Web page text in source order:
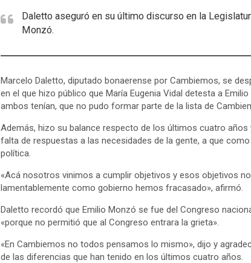
Daletto aseguró en su último discurso en la
Monzó.
Marcelo Daletto, diputado bonaerense por Cambiemos, se
en el que hizo público que María Eugenia Vidal detesta a
ambos tenían, que no pudo formar parte de la lista de
Además, hizo su balance respecto de los últimos cuatro
falta de respuestas a las necesidades de la gente, a que
política.
«Acá nosotros vinimos a cumplir objetivos y esos objetivos
lamentablemente como gobierno hemos fracasado», afirmó.
Daletto recordó que Emilio Monzó se fue del Congreso
«porque no permitió que al Congreso entrara la grieta».
«En Cambiemos no todos pensamos lo mismo», dijo y
de las diferencias que han tenido en los últimos cuatro años.